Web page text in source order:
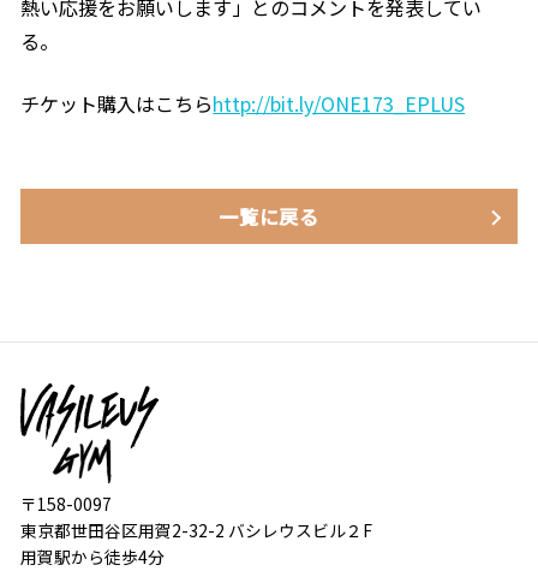
熱い応援をお願いします」とのコメントを発表してい
る。
チケット購入はこちらhttp://bit.ly/ONE173_EPLUS
一覧に戻る
〒158-0097
東京都世田谷区用賀2-32-2 バシレウスビル２F
用賀駅から徒歩4分